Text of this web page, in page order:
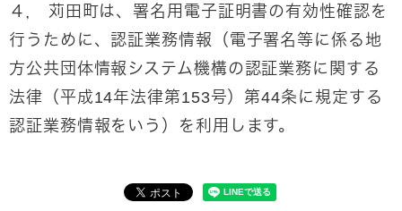
４， 苅田町は、署名用電子証明書の有効性確認を
行うために、認証業務情報（電子署名等に係る地
方公共団体情報システム機構の認証業務に関する
法律（平成14年法律第153号）第44条に規定する
認証業務情報をいう）を利用します。